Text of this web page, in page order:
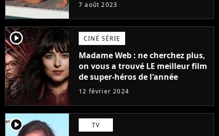
7 août 2023
player2 CINÉ SÉRIE
Madame Web : ne cherchez plus,
on vous a trouvé LE meilleur film
de super-héros de l'année
12 février 2024
player2 TV